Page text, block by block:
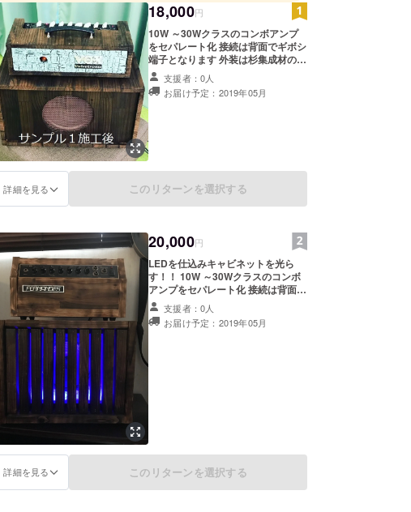
18,000円
10W ～30Wクラスのコンボアンプ
をセパレート化 接続は背面でギボシ
端子となります 外装は杉集成材の木
目が浮き出る『うづくり』仕上げ
ヘッド前面はクラック塗装もしくは
うづくりのままで どちらでも選べま
支援者：0人
お届け予定：2019年05月
詳細を見る このリターンを選択する
20,000円
LEDを仕込みキャビネットを光ら
す！！ 10W ～30Wクラスのコンボ
アンプをセパレート化 接続は背面で
ギボシ端子となります 外装は杉集成
材の木目が浮き出る『うづくり』仕
上げ ヘッド前面はクラック塗装もし
支援者：0人
お届け予定：2019年05月
詳細を見る このリターンを選択する